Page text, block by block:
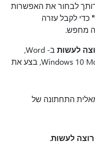
לבחור את האפשרות
" כדי לקבל עזרה
מחפש.
לעשות
ב- Word‏,
Excel או PowerPoint בטלפון עם Windows 10 Mobile, בצע את
התחתונה של
לעשות.